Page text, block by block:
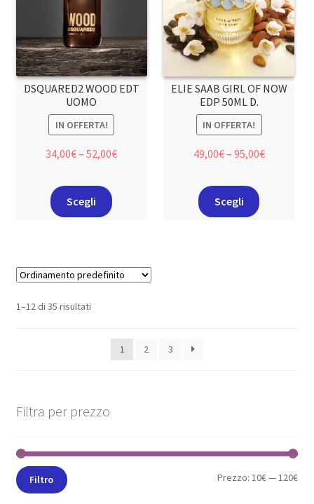
DSQUARED2 WOOD EDT
UOMO
IN OFFERTA!
34,00€–52,00€
Scegli
ELIE SAAB GIRL OF NOW
EDP 50ML D.
IN OFFERTA!
49,00€– 95,00€
Scegli
1–12 di 35 risultati
1 2 3
Filtra per prezzo
Filtro Prezzo: 10€— 120€